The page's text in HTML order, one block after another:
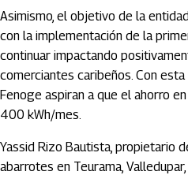
Asimismo, el objetivo de la
con la implementación de la
continuar impactando
comerciantes caribeños. Con
Fenoge aspiran a que el ahorro
400 kWh/mes.
Yassid Rizo Bautista, propietario
abarrotes en Teurama,